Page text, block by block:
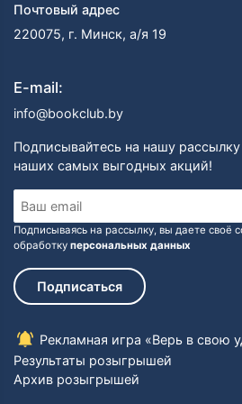
Библиография:
Серия «Кот да Винчи» (
«Кот да Винчи. Ограбление
«Кот да Винчи. Пираты
«Кот да Винчи. Нашествие
«Кот да Винчи. Оборотень
г.
Серия «Лапы вверх!»
«Лапы вверх» 2004 г. В
«Ага, попался!» 2004 г.
Оковитой
Оковитой
«Лапы прочь от ёлочки!» 2009 г.
Екатериной Оковитой
«Анкета сыщиков» 2011 г. В
Почтовый адрес
220075, г. Минск, а/я 19
E-mail:
info@bookclub.by
Подписывайтесь на нашу рассылку
наших самых выгодных акций!
Подписываясь на рассылку, вы даете своё
обработку персональных данных
Подписаться
Рекламная игра «Верь в свою
Результаты розыгрышей
Архив розыгрышей